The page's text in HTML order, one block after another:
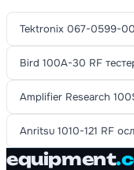
Tektronix 067-0599-00
Bird 100A-30 RF
Amplifier Research
Anritsu 1010-121 RF
equipment